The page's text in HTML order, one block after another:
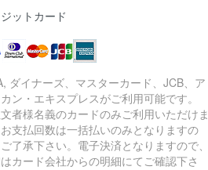
ットカード
ダイナーズ、マスターカード、JCB、ア
ン・エキスプレスがご利用可能です。
者様名義のカードのみご利用いただけま
支払回数は一括払いのみとなりますの
了承下さい。電子決済となりますので、
カード会社からの明細にてご確認下さ